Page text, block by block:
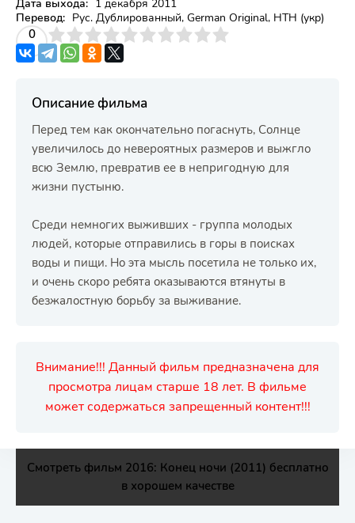
Дата выхода: 1 декабря 2011
Перевод: Рус. Дублированный, German Original, НТН (укр)
0
4 5 6 7 8 9 10
Описание фильма
Перед тем как окончательно погаснуть, Солнце
увеличилось до невероятных размеров и выжгло
всю Землю, превратив ее в непригодную для
жизни пустыню.
Среди немногих выживших - группа молодых
людей, которые отправились в горы в поисках
воды и пищи. Но эта мысль посетила не только их,
и очень скоро ребята оказываются втянуты в
безжалостную борьбу за выживание.
Внимание!!! Данный фильм предназначена для
просмотра лицам старше 18 лет. В фильме
может содержаться запрещенный контент!!!
Смотреть фильм 2016: Конец ночи (2011) бесплатно
в хорошем качестве